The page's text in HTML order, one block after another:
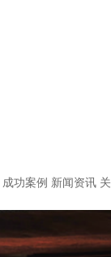
成功案例 新闻资讯